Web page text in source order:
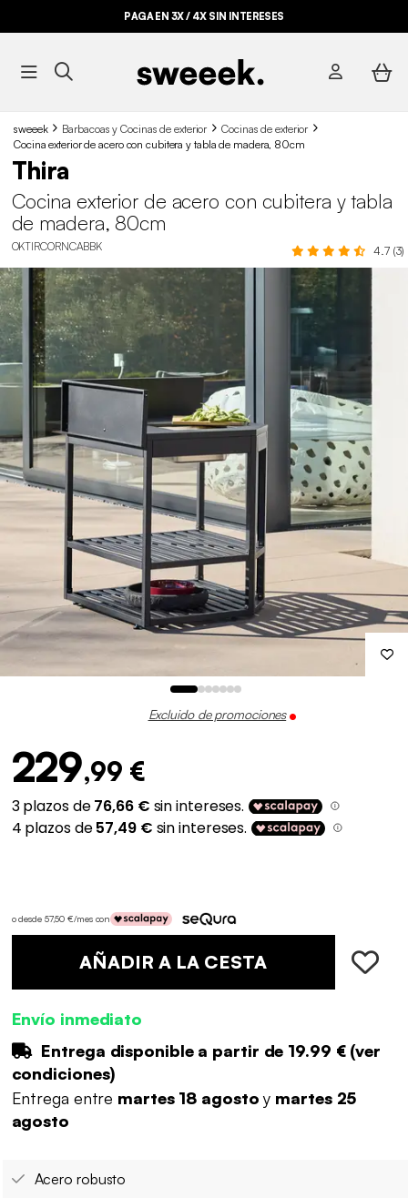
PAGA EN 3X / 4X SIN INTERESES
sweeek Barbacoas y Cocinas de exterior
Cocinas de exterior
Cocina exterior de acero con cubitera y tabla de madera, 80cm
Thira
Cocina exterior de acero con cubitera y tabla
de madera, 80cm
OKTIRCORNCABBK 4.7 (3)
Excluido de promociones
229,99 €
o desde 57,50 €/mes con
AÑADIR A LA CESTA
Envío inmediato
Entrega disponible a partir de 19.99 €(ver
condiciones)
Entrega entre martes 18 agostoy martes 25
agosto
Acero robusto